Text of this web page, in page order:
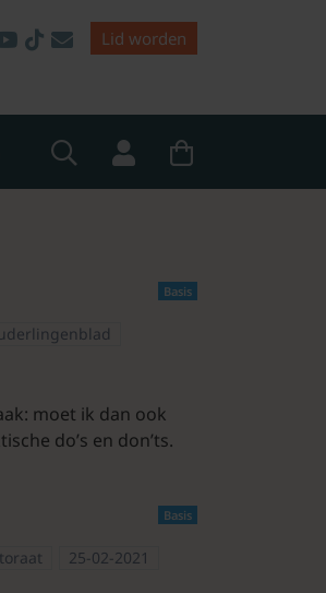
Lid worden
Basis
moet ik dan ook
do’s en don’ts.
Basis
25-02-2021